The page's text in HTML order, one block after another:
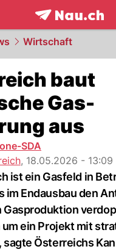
frontpage.
Wirtschaft
baut
Gas-
aus
SDA
, 18.05.2026 - 13:09
ist ein Gasfeld in
im Endausbau den
um ein Projekt mit
sagte Österreichs